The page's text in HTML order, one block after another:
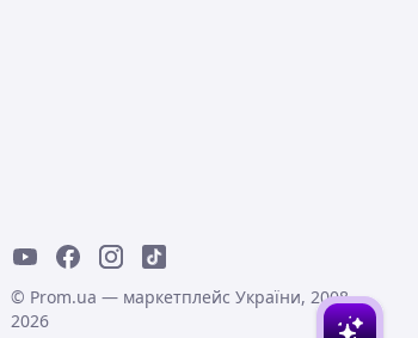
© Prom.ua — маркетплейс України, 2008-
2026